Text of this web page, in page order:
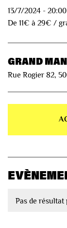
13/7/2024 - 20:00
De 11€ à 29€ /
GRAND
Rue Rogier 82,
Pas de